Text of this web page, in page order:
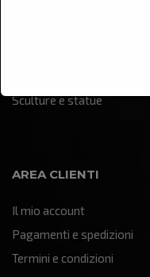
Sculture e statue
AREA CLIENTI
Il mio account
Pagamenti e spedizioni
Termini e condizioni